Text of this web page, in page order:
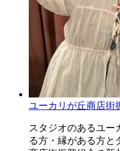
ユーカリが丘商店街
スタジオのあるユー
る方・縁がある方と